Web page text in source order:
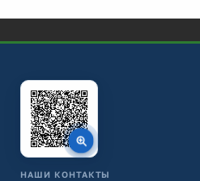
НАШИ КОНТАКТЫ